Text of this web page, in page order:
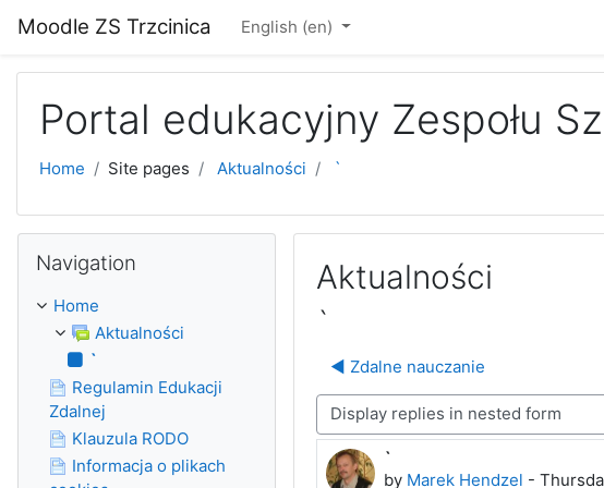
Moodle ZS Trzcinica English ‎(en)‎
Portal edukacyjny Zespołu
Home Site pages Aktualności `
Aktualności
`
◀︎ Zdalne nauczanie
Display mode
`
by Marek Hendzel -
Number of replies: 0
Navigation
Home
Aktualności
`
Regulamin Edukacji
Zdalnej
Klauzula RODO
Informacja o plikach